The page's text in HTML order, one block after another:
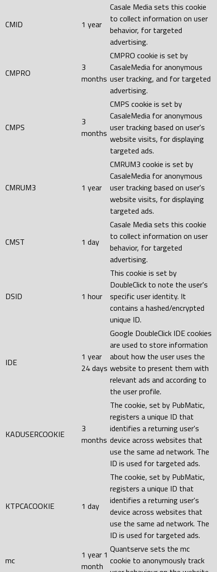
CMID 1 year
Casale Media sets this cookie
to collect information on user
behavior, for targeted
advertising.
CMPRO
3
months
CMPRO cookie is set by
CasaleMedia for anonymous
user tracking, and for targeted
advertising.
CMPS
3
months
CMPS cookie is set by
CasaleMedia for anonymous
user tracking based on user's
website visits, for displaying
targeted ads.
CMRUM3 1 year
CMRUM3 cookie is set by
CasaleMedia for anonymous
user tracking based on user's
website visits, for displaying
targeted ads.
CMST 1 day
Casale Media sets this cookie
to collect information on user
behavior, for targeted
advertising.
DSID 1 hour
This cookie is set by
DoubleClick to note the user's
specific user identity. It
contains a hashed/encrypted
unique ID.
IDE
1 year
24 days
Google DoubleClick IDE cookies
are used to store information
about how the user uses the
website to present them with
relevant ads and according to
the user profile.
KADUSERCOOKIE
3
months
The cookie, set by PubMatic,
registers a unique ID that
identifies a returning user's
device across websites that
use the same ad network. The
ID is used for targeted ads.
KTPCACOOKIE 1 day
The cookie, set by PubMatic,
registers a unique ID that
identifies a returning user's
device across websites that
use the same ad network. The
ID is used for targeted ads.
mc
1 year 1
month
Quantserve sets the mc
cookie to anonymously track